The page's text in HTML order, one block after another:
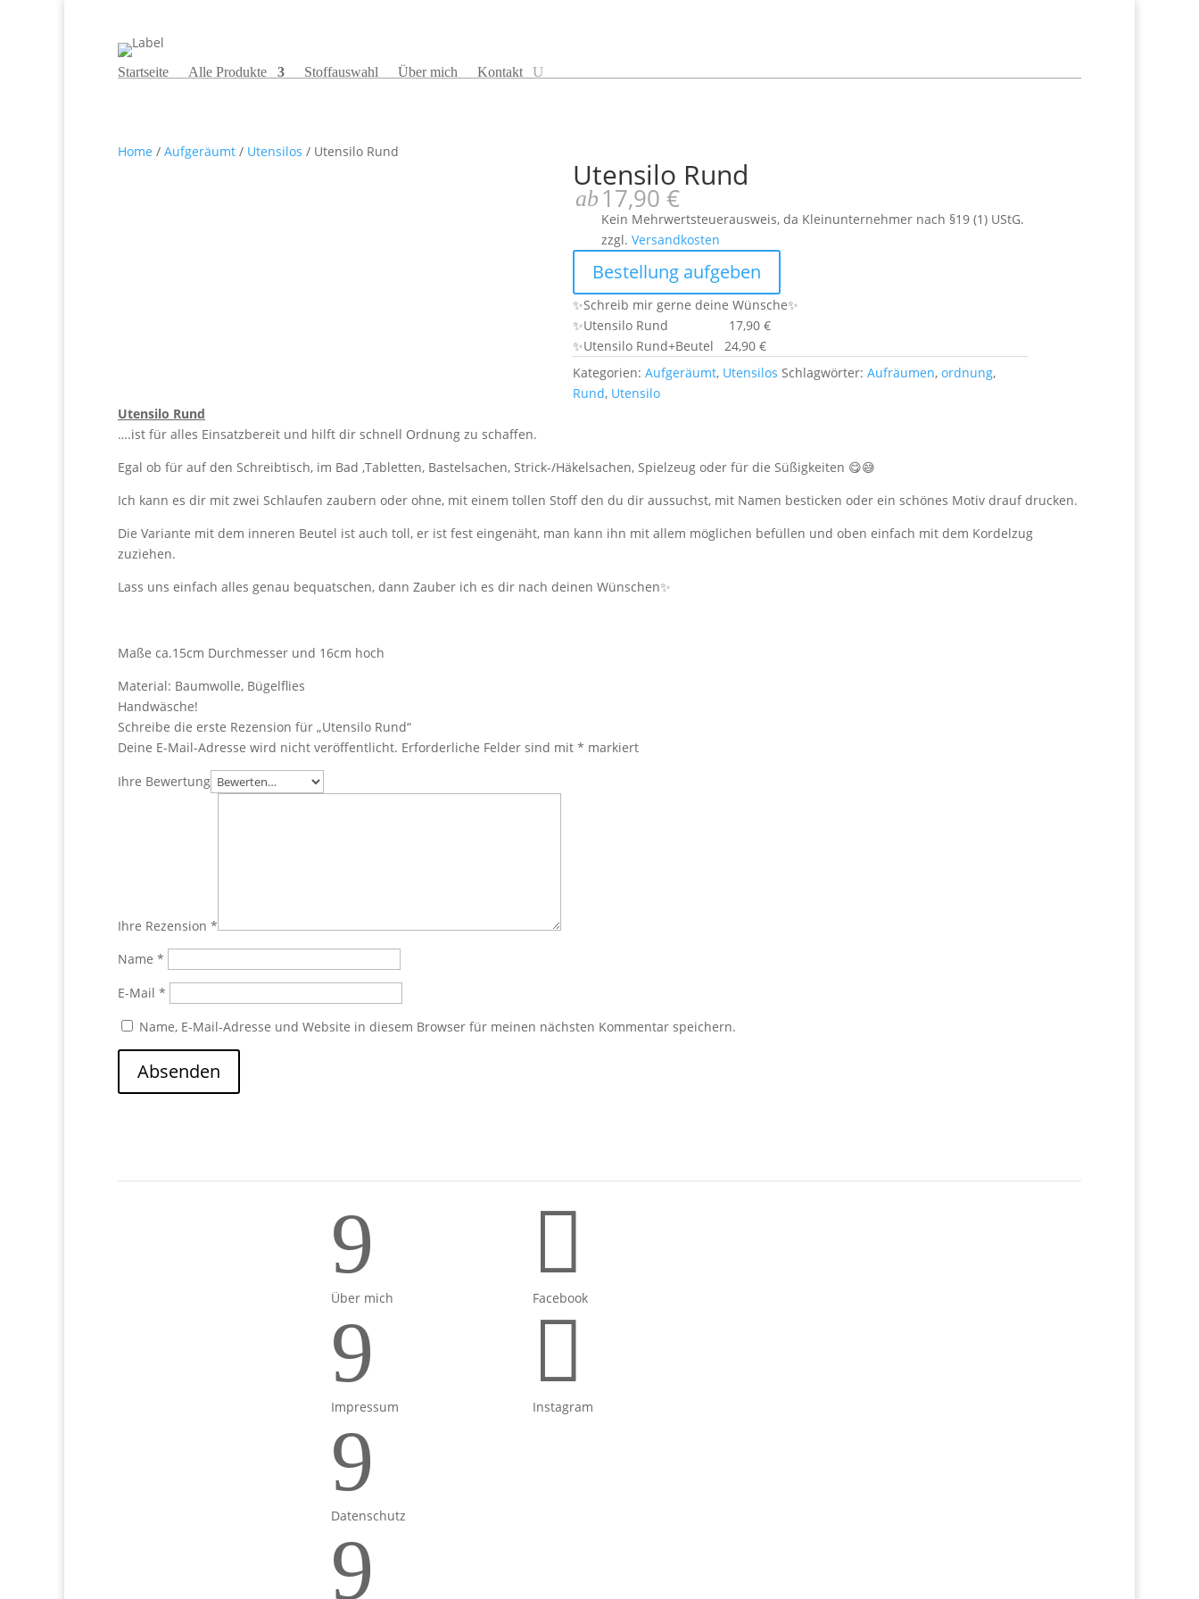
Startseite Alle Produkte Stoffauswahl Über mich Kontakt
Home / Aufgeräumt / Utensilos / Utensilo Rund
Utensilo Rund
ab 17,90 €
Kein Mehrwertsteuerausweis, da Kleinunternehmer nach §19 (1) UStG.
zzgl.Versandkosten
Bestellung aufgeben
✨Schreib mir gerne deine Wünsche✨
✨Utensilo Rund 17,90 €
✨Utensilo Rund+Beutel 24,90 €
Kategorien:Aufgeräumt, Utensilos Schlagwörter:Aufräumen,ordnung,
Rund, Utensilo
Utensilo Rund
….ist für alles Einsatzbereit und hilft dir schnell Ordnung zu schaffen.
Egal ob für auf den Schreibtisch, im Bad ,Tabletten, Bastelsachen, Strick-/Häkelsachen, Spielzeug oder für die Süßigkeiten 😋😅
Ich kann es dir mit zwei Schlaufen zaubern oder ohne, mit einem tollen Stoff den du dir aussuchst, mit Namen besticken oder ein schönes Motiv drauf drucken.
Die Variante mit dem inneren Beutel ist auch toll, er ist fest eingenäht, man kann ihn mit allem möglichen befüllen und oben einfach mit dem Kordelzug
zuziehen.
Lass uns einfach alles genau bequatschen, dann Zauber ich es dir nach deinen Wünschen✨
Maße ca.15cm Durchmesser und 16cm hoch
Material: Baumwolle, Bügelflies
Handwäsche!
Schreibe die erste Rezension für „Utensilo Rund“
Deine E-Mail-Adresse wird nicht veröffentlicht. Erforderliche Felder sind mit * markiert
Ihre Bewertung
Ihre Rezension *
Name *
E-Mail *
Name, E-Mail-Adresse und Website in diesem Browser für meinen nächsten Kommentar speichern.
Absenden
9
Über mich
9
Impressum
9
Datenschutz
9

Facebook

Instagram